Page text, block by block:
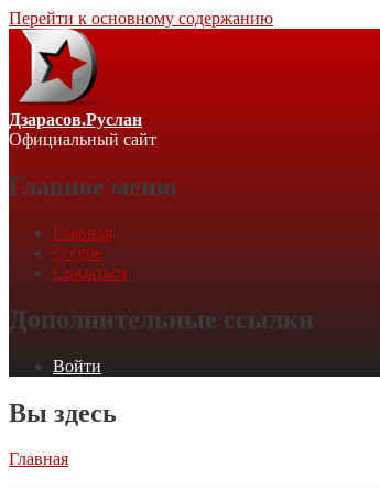
Перейти к основному содержанию
Дзарасов.Руслан
Официальный сайт
Главное меню
Главная
О себе
Связаться
Дополнительные ссылки
Войти
Вы здесь
Главная